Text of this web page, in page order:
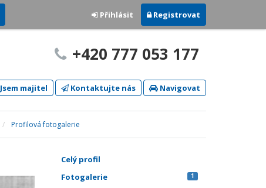
Přihlásit Registrovat
+420 777 053 177
Jsem majitel Kontaktujte nás Navigovat
Profilová fotogalerie
Celý profil
Fotogalerie
1